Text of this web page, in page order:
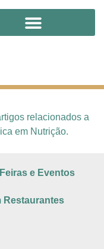
relacionados a
em Nutrição.
Feiras e Eventos
Restaurantes